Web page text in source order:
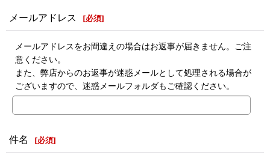
メールアドレス [必須]
メールアドレスをお間違えの場合はお返事が届きません。ご注
意ください。
また、弊店からのお返事が迷惑メールとして処理される場合が
ございますので、迷惑メールフォルダもご確認ください。
件名 [必須]